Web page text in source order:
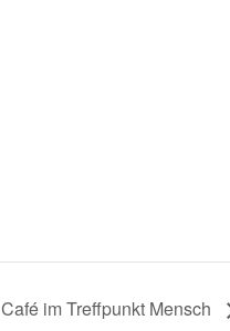
Café im Treffpunkt Mensch